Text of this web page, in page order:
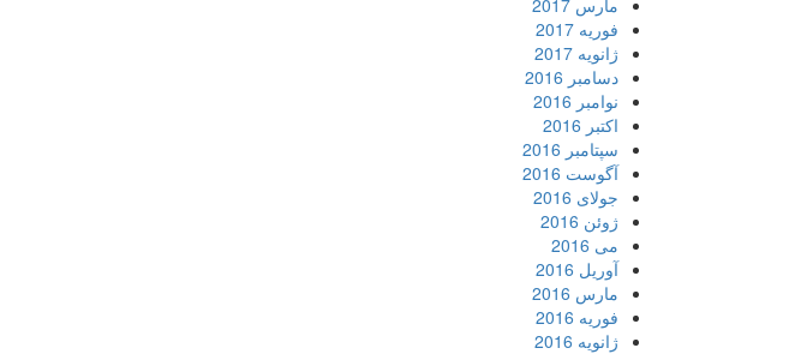
مارس 2017
فوریه 2017
ژانویه 2017
دسامبر 2016
نوامبر 2016
اکتبر 2016
سپتامبر 2016
آگوست 2016
جولای 2016
ژوئن 2016
می 2016
آوریل 2016
مارس 2016
فوریه 2016
ژانویه 2016